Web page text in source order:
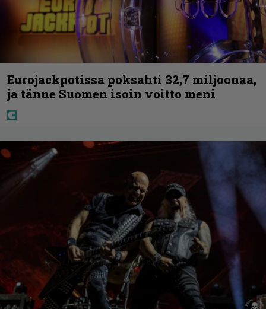
Eurojackpotissa poksahti 32,7 miljoonaa,
ja tänne Suomen isoin voitto meni